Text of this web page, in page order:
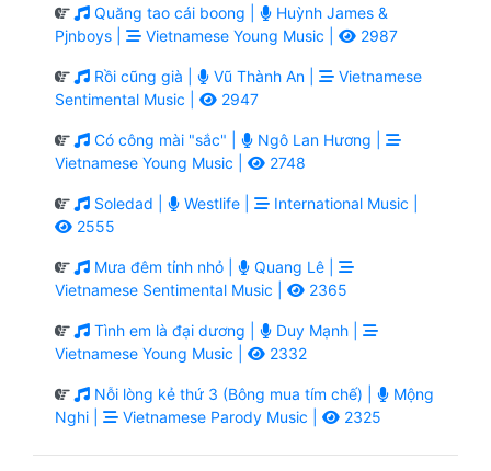
Quăng tao cái boong |
Huỳnh James &
Pjnboys |
Vietnamese Young Music | 2987
Rồi cũng già | Vũ Thành An |
Vietnamese
Sentimental Music |
2947
Có công mài "sắc" |
Ngô Lan Hương |
Vietnamese Young Music |
2748
Soledad | Westlife |
International Music |
2555
Mưa đêm tỉnh nhỏ |
Quang Lê |
Vietnamese Sentimental Music |
2365
Tình em là đại dương |
Duy Mạnh |
Vietnamese Young Music |
2332
Nỗi lòng kẻ thứ 3 (Bông mua tím chế) |
Mộng
Nghi |
Vietnamese Parody Music | 2325